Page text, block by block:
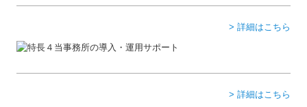
> 詳細はこちら
> 詳細はこちら